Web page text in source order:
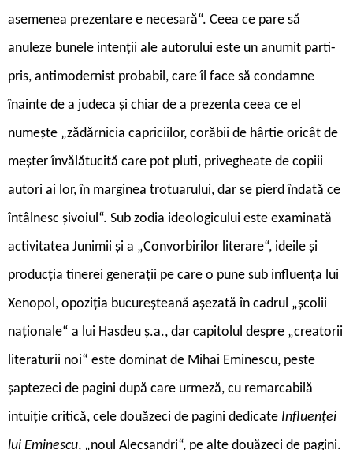
asemenea prezentare e necesară“. Ceea ce pare să
anuleze bunele intenții ale autorului este un anumit parti-
pris, antimodernist probabil, care îl face să condamne
înainte de a judeca și chiar de a prezenta ceea ce el
numește „zădărnicia capriciilor, corăbii de hârtie oricât de
meșter învălătucită care pot pluti, privegheate de copiii
autori ai lor, în marginea trotuarului, dar se pierd îndată ce
întâlnesc șivoiul“. Sub zodia ideologicului este examinată
activitatea Junimii și a „Convorbirilor literare“, ideile și
producția tinerei generații pe care o pune sub influența lui
Xenopol, opoziția bucureșteană așezată în cadrul „școlii
naționale“ a lui Hasdeu ș.a., dar capitolul despre „creatorii
literaturii noi“ este dominat de Mihai Eminescu, peste
șaptezeci de pagini după care urmeză, cu remarcabilă
intuiție critică, cele douăzeci de pagini dedicate Influenței
lui Eminescu, „noul Alecsandri“, pe alte douăzeci de pagini.